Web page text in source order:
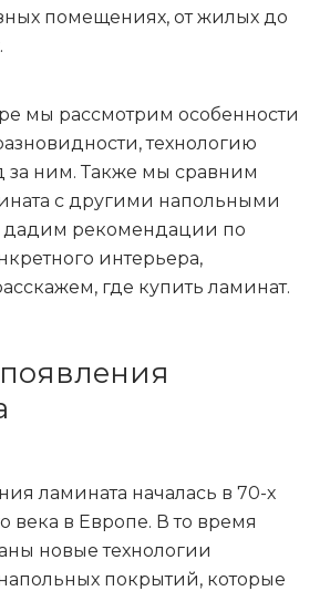
помещениях, от жилых до
мы рассмотрим особенности
технологию
за ним. Также мы сравним
с другими напольными
рекомендации по
интерьера,
где купить ламинат.
ламината началась в 70-х
века в Европе. В то время
новые технологии
покрытий, которые